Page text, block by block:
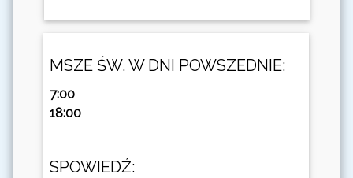
MSZE ŚW. W DNI POWSZEDNIE:
7:00
18:00
SPOWIEDŹ: